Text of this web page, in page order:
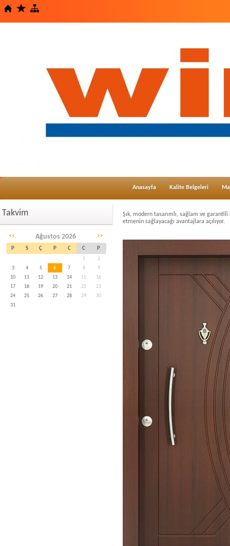
Anasayfa Kalite Belgeleri
Takvim
<< Ağustos 2026 >>
P S Ç P C C
P
1
2
3
4 5 6 7 8
9
10
11 12 13 14 15
16
17
18 19 20 21 22
23
24
25 26 27 28 29
30
31
Şık, modern tasarımlı, sağlam ve
etmenin sağlayacağı avantajlara açılıyor.